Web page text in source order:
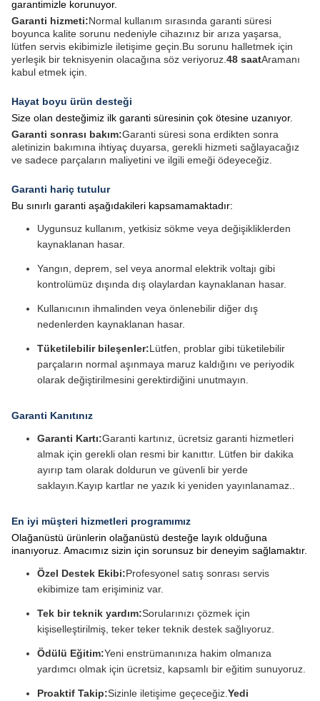
garantimizle korunuyor.
Garanti hizmeti:Normal kullanım sırasında garanti süresi
boyunca kalite sorunu nedeniyle cihazınız bir arıza yaşarsa,
lütfen servis ekibimizle iletişime geçin.Bu sorunu halletmek için
yerleşik bir teknisyenin olacağına söz veriyoruz. 48 saatAramanı
kabul etmek için.
Hayat boyu ürün desteği
Size olan desteğimiz ilk garanti süresinin çok ötesine uzanıyor.
Garanti sonrası bakım:Garanti süresi sona erdikten sonra
aletinizin bakımına ihtiyaç duyarsa, gerekli hizmeti sağlayacağız
ve sadece parçaların maliyetini ve ilgili emeği ödeyeceğiz.
Garanti hariç tutulur
Bu sınırlı garanti aşağıdakileri kapsamamaktadır:
Uygunsuz kullanım, yetkisiz sökme veya değişikliklerden
kaynaklanan hasar.
Yangın, deprem, sel veya anormal elektrik voltajı gibi
kontrolümüz dışında dış olaylardan kaynaklanan hasar.
Kullanıcının ihmalinden veya önlenebilir diğer dış
nedenlerden kaynaklanan hasar.
Tüketilebilir bileşenler:Lütfen, problar gibi tüketilebilir
parçaların normal aşınmaya maruz kaldığını ve periyodik
olarak değiştirilmesini gerektirdiğini unutmayın.
Garanti Kanıtınız
Garanti Kartı:Garanti kartınız, ücretsiz garanti hizmetleri
almak için gerekli olan resmi bir kanıttır. Lütfen bir dakika
ayırıp tam olarak doldurun ve güvenli bir yerde
saklayın.Kayıp kartlar ne yazık ki yeniden yayınlanamaz..
En iyi müşteri hizmetleri programımız
Olağanüstü ürünlerin olağanüstü desteğe layık olduğuna
inanıyoruz. Amacımız sizin için sorunsuz bir deneyim sağlamaktır.
Özel Destek Ekibi:Profesyonel satış sonrası servis
ekibimize tam erişiminiz var.
Tek bir teknik yardım:Sorularınızı çözmek için
kişiselleştirilmiş, teker teker teknik destek sağlıyoruz.
Ödülü Eğitim:Yeni enstrümanınıza hakim olmanıza
yardımcı olmak için ücretsiz, kapsamlı bir eğitim sunuyoruz.
Proaktif Takip:Sizinle iletişime geçeceğiz. Yedi